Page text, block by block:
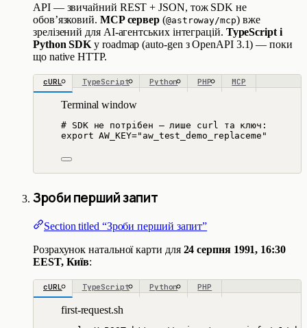
API — звичайний REST + JSON, тож SDK не
обов’язковий. MCP сервер (@astroway/mcp) вже
зрелізений для AI-агентських інтеграцій. TypeScript і
Python SDK у roadmap (auto-gen з OpenAPI 3.1) — поки
що native HTTP.
cURL TypeScript Python PHP MCP
Terminal window
# SDK не потрібен — лише curl та ключ:
export AW_KEY=" aw_test_demo_replaceme "
Зроби перший запит
Section titled “Зроби перший запит”
Розрахунок натальної карти для 24 серпня 1991, 16:30
EEST, Київ:
cURL TypeScript Python PHP
first-request.sh